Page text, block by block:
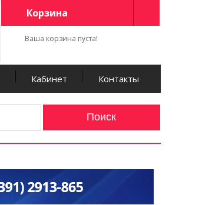
Корзина
Ваша корзина пуста!
Кабинет Контакты